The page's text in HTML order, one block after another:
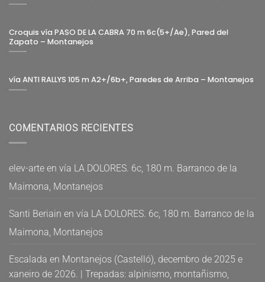
Croquis vía PASO DE LA CABRA 70 m 6c(5+/Ae), Pared del
Zapato – Montanejos
vía ANTI RALLYS 105 m A2+/6b+, Paredes de Arriba – Montanejos
COMENTARIOS RECIENTES
elev-arte en vía LA DOLORES. 6c, 180 m. Barranco de la
Maimona, Montanejos
Santi Beriain en vía LA DOLORES. 6c, 180 m. Barranco de la
Maimona, Montanejos
Escalada en Montanejos (Castelló), decembro de 2025 e
xaneiro de 2026. | Trepadas: alpinismo, montañismo,